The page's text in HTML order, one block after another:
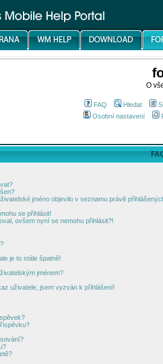
O
FAQ Hledat
Osobní nastavení
jméno objevilo v seznamu právě
se přihlásit!
ovšem nyní se nemohu přihlásit?!
je to stále špatně!
jménem?
uživatele, jsem vyzván k přihlášení!